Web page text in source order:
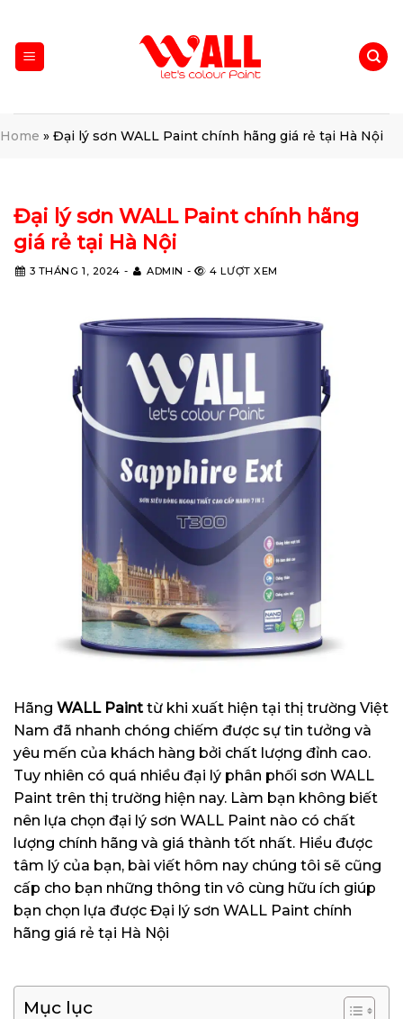
content
Home » Đại lý sơn WALL Paint chính hãng giá rẻ tại Hà Nội
Đại lý sơn WALL Paint chính hãng
giá rẻ tại Hà Nội
3 THÁNG 1, 2024 - ADMIN - 4 LƯỢT XEM
Hãng WALL Paint từ khi xuất hiện tại thị trường Việt
Nam đã nhanh chóng chiếm được sự tin tưởng và
yêu mến của khách hàng bởi chất lượng đỉnh cao.
Tuy nhiên có quá nhiều đại lý phân phối sơn WALL
Paint trên thị trường hiện nay. Làm bạn không biết
nên lựa chọn đại lý sơn WALL Paint nào có chất
lượng chính hãng và giá thành tốt nhất. Hiểu được
tâm lý của bạn, bài viết hôm nay chúng tôi sẽ cũng
cấp cho bạn những thông tin vô cùng hữu ích giúp
bạn chọn lựa được Đại lý sơn WALL Paint chính
hãng giá rẻ tại Hà Nội
Mục lục